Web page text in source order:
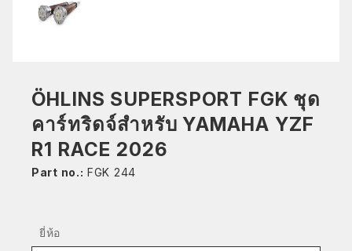
ÖHLINS SUPERSPORT FGK ชุด
คาร์ทริดจ์สำหรับ YAMAHA YZF
R1 RACE 2026
Part no.: FGK 244
ยี่ห้อ